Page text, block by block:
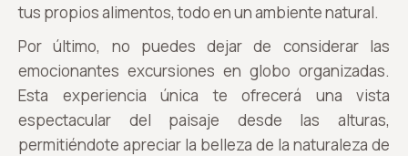
tus propios alimentos, todo en un ambiente natural.
Por último, no puedes dejar de considerar las
emocionantes excursiones en globo organizadas.
Esta experiencia única te ofrecerá una vista
espectacular del paisaje desde las alturas,
permitiéndote apreciar la belleza de la naturaleza de